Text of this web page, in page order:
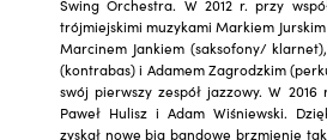
Swing Orchestra. W 2012 r. przy
trójmiejskimi muzykami Markiem
Marcinem Jankiem (saksofony/
(kontrabas) i Adamem Zagrodzkim
swój pierwszy zespół jazzowy. W 2016
Paweł Hulisz i Adam Wiśniewski.
zyskał nowe big bandowe brzmienie